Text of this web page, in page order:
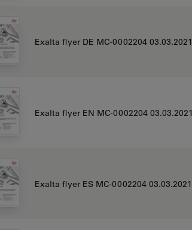
Exalta flyer DE MC-0002204 03.03.2021
Exalta flyer EN MC-0002204 03.03.2021
Exalta flyer ES MC-0002204 03.03.2021